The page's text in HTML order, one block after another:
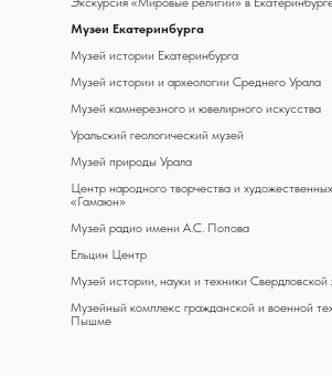
Музеи Екатеринбурга
Музей истории Екатеринбурга
Музей истории и археологии Среднего Урала
Музей камнерезного и ювелирного искусства
Уральский геологический музей
Музей природы Урала
Центр народного творчества и
«Гамаюн»
Музей радио имени А.С. Попова
Ельцин Центр
Музей истории, науки и техники Свердловской
Музейный комплекс гражданской и военной
Пышме